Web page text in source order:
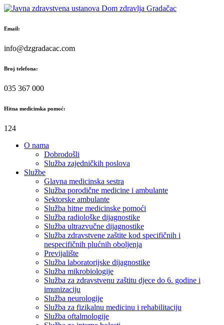
Skip
content
Email:
info@dzgradacac.com
Broj telefona:
035 367 000
Hitna medicinska pomoć:
124
O nama
Dobrodošli
Služba zajedničkih poslova
Službe
Glavna medicinska sestra
Služba porodične medicine i ambulante
Sektorske ambulante
Služba hitne medicinske pomoći
Služba radiološke dijagnostike
Služba ultrazvučne dijagnostike
Služba zdravstvene zaštite kod specifičnih i
nespecifičnih plućnih oboljenja
Previjalište
Služba laboratorijske dijagnostike
Služba mikrobiologije
Služba za zdravstvenu zaštitu djece do 6. godine i
imunizaciju
Služba neurologije
Služba za fizikalnu medicinu i rehabilitaciju
Služba oftalmologije